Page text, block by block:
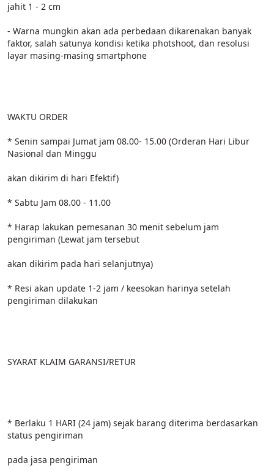
jahit 1 - 2 cm
- Warna mungkin akan ada perbedaan dikarenakan banyak
faktor, salah satunya kondisi ketika photshoot, dan resolusi
layar masing-masing smartphone
WAKTU ORDER
* Senin sampai Jumat jam 08.00- 15.00 (Orderan Hari Libur
Nasional dan Minggu
akan dikirim di hari Efektif)
* Sabtu Jam 08.00 - 11.00
* Harap lakukan pemesanan 30 menit sebelum jam
pengiriman (Lewat jam tersebut
akan dikirim pada hari selanjutnya)
* Resi akan update 1-2 jam / keesokan harinya setelah
pengiriman dilakukan
SYARAT KLAIM GARANSI/RETUR
* Berlaku 1 HARI (24 jam) sejak barang diterima berdasarkan
status pengiriman
pada jasa pengiriman